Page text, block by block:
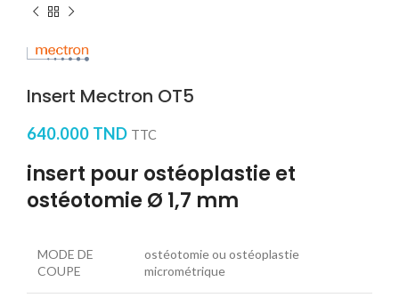
Insert Mectron OT5
640.000 TND TTC
insert pour ostéoplastie et
ostéotomie Ø 1,7 mm
MODE DE
COUPE
ostéotomie ou ostéoplastie
micrométrique